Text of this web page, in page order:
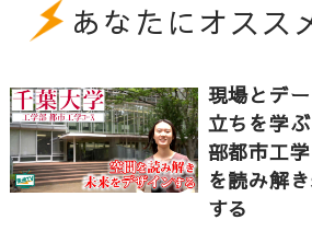
あなたにオスス
現場とデ
立ちを学
部都市工
を読み解
する